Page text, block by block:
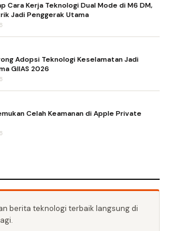
Cara Kerja Teknologi Dual Mode di M6 DM,
Jadi Penggerak Utama
Adopsi Teknologi Keselamatan Jadi
GIIAS 2026
Celah Keamanan di Apple Private
berita teknologi terbaik langsung di